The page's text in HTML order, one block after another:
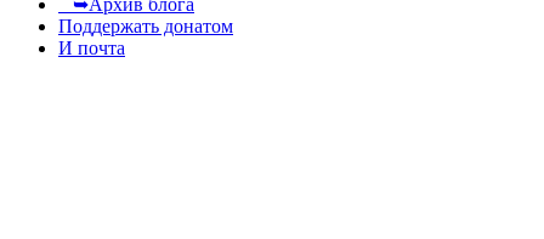
Поддержать донатом
И почта